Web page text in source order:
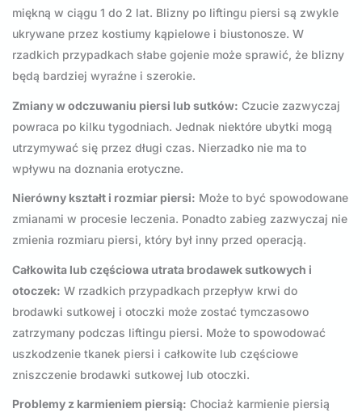
miękną w ciągu 1 do 2 lat. Blizny po liftingu piersi są zwykle
ukrywane przez kostiumy kąpielowe i biustonosze. W
rzadkich przypadkach słabe gojenie może sprawić, że blizny
będą bardziej wyraźne i szerokie.
Zmiany w odczuwaniu piersi lub sutków: Czucie zazwyczaj
powraca po kilku tygodniach. Jednak niektóre ubytki mogą
utrzymywać się przez długi czas. Nierzadko nie ma to
wpływu na doznania erotyczne.
Nierówny kształt i rozmiar piersi: Może to być spowodowane
zmianami w procesie leczenia. Ponadto zabieg zazwyczaj nie
zmienia rozmiaru piersi, który był inny przed operacją.
Całkowita lub częściowa utrata brodawek sutkowych i
otoczek: W rzadkich przypadkach przepływ krwi do
brodawki sutkowej i otoczki może zostać tymczasowo
zatrzymany podczas liftingu piersi. Może to spowodować
uszkodzenie tkanek piersi i całkowite lub częściowe
zniszczenie brodawki sutkowej lub otoczki.
Problemy z karmieniem piersią: Chociaż karmienie piersią